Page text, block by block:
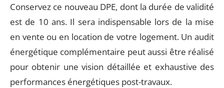
Conservez ce nouveau DPE, dont la durée de validité
est de 10 ans. Il sera indispensable lors de la mise
en vente ou en location de votre logement. Un audit
énergétique complémentaire peut aussi être réalisé
pour obtenir une vision détaillée et exhaustive des
performances énergétiques post-travaux.